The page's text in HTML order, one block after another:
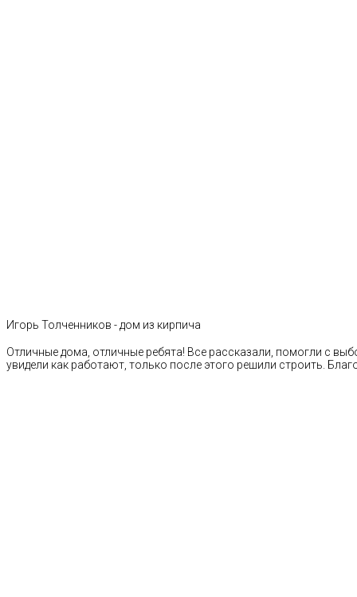
Игорь Толченников - дом из кирпича
Отличные дома, отличные ребята! Все рассказали, помогли с
увидели как работают, только после этого решили строить.